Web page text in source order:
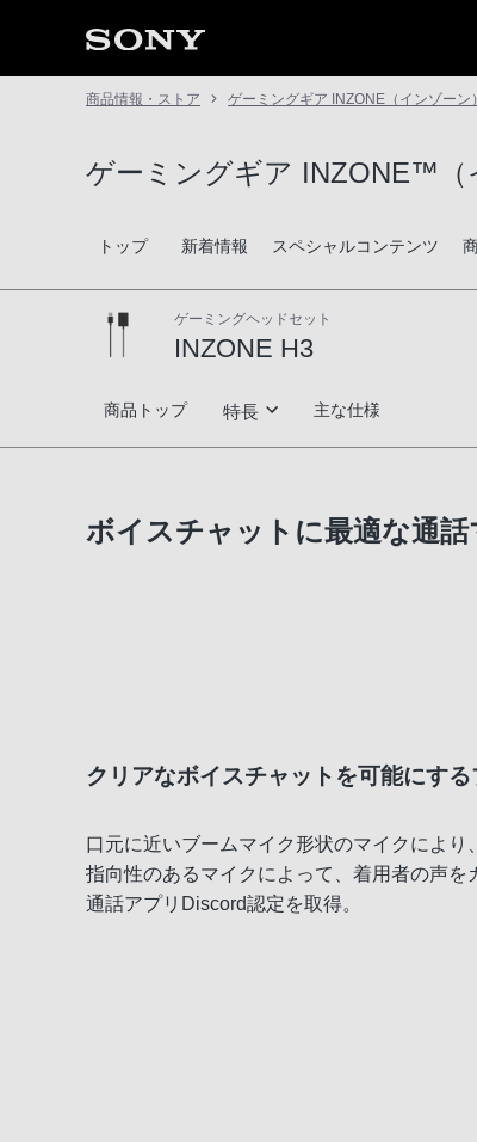
商品情報・ストア ゲーミングギア INZONE（インゾーン）
ゲーミングギア INZONE™（
トップ 新着情報 スペシャルコンテンツ
ゲーミングヘッドセット
INZONE H3
INZONE H3
商品トップ 特長
プレイヤーに寄り添う本体設計
主な仕様
ボイスチャットに最適な通
クリアなボイスチャットを可能にす
口元に近いブームマイク形状のマイクにより
指向性のあるマイクによって、着用者の声を
通話アプリDiscord認定を取得。